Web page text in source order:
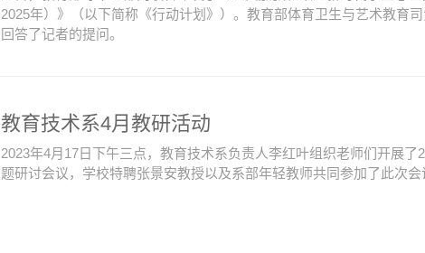
2025年）》（以下简称《行动计划》）。教育部体育卫生与艺术教育
回答了记者的提问。
教育技术系4月教研活动
2023年4月17日下午三点，教育技术系负责人李红叶组织老师们开展了
题研讨会议，学校特聘张景安教授以及系部年轻教师共同参加了此次会